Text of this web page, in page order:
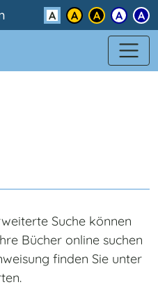
Direkt zum Inhalt
Kontrast
Suche können
Bücher online suchen
finden Sie unter